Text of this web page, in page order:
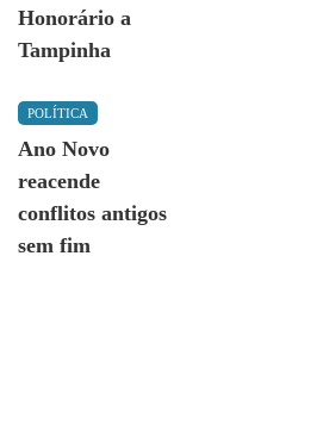
Honorário a
Tampinha
POLÍTICA
Ano Novo
reacende
conflitos antigos
sem fim